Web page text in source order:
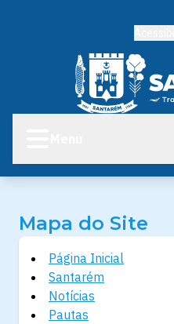
Mapa do Site
Página Inicial
Santarém
Notícias
Pautas